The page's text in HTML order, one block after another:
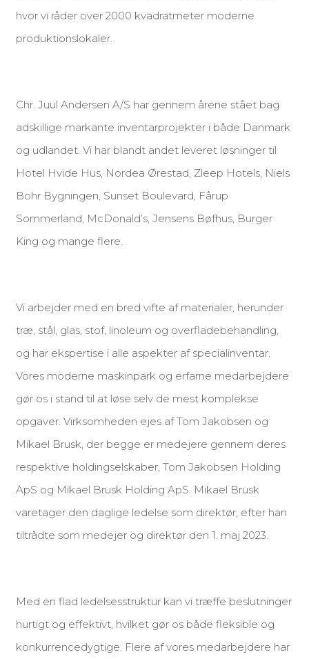
hvor vi råder over 2000 kvadratmeter moderne
produktionslokaler.
Chr. Juul Andersen A/S har gennem årene stået bag
adskillige markante inventarprojekter i både Danmark
og udlandet. Vi har blandt andet leveret løsninger til
Hotel Hvide Hus, Nordea Ørestad, Zleep Hotels, Niels
Bohr Bygningen, Sunset Boulevard, Fårup
Sommerland, McDonald’s, Jensens Bøfhus, Burger
King og mange flere.
Vi arbejder med en bred vifte af materialer, herunder
træ, stål, glas, stof, linoleum og overfladebehandling,
og har ekspertise i alle aspekter af specialinventar.
Vores moderne maskinpark og erfarne medarbejdere
gør os i stand til at løse selv de mest komplekse
opgaver. Virksomheden ejes af Tom Jakobsen og
Mikael Brusk, der begge er medejere gennem deres
respektive holdingselskaber, Tom Jakobsen Holding
ApS og Mikael Brusk Holding ApS. Mikael Brusk
varetager den daglige ledelse som direktør, efter han
tiltrådte som medejer og direktør den 1. maj 2023.
Med en flad ledelsesstruktur kan vi træffe beslutninger
hurtigt og effektivt, hvilket gør os både fleksible og
konkurrencedygtige. Flere af vores medarbejdere har